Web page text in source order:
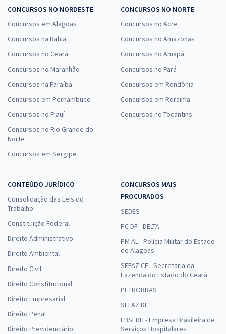
CONCURSOS NO NORDESTE
Concursos em Alagoas
Concursos na Bahia
Concursos no Ceará
Concursos no Maranhão
Concursos na Paraíba
Concursos em Pernambuco
Concursos no Piauí
Concursos no Rio Grande do
Norte
Concursos em Sergipe
CONCURSOS NO NORTE
Concursos no Acre
Concursos no Amazonas
Concursos no Amapá
Concursos no Pará
Concursos em Rondônia
Concursos em Roraima
Concursos no Tocantins
CONTEÚDO JURÍDICO
Consolidação das Leis do
Trabalho
Constituição Federal
Direito Administrativo
Direito Ambiental
Direito Civil
Direito Constitucional
Direito Empresarial
Direito Penal
Direito Previdenciário
CONCURSOS MAIS
PROCURADOS
SEDES
PC DF - DELTA
PM AL - Polícia Militar do Estado
de Alagoas
SEFAZ CE - Secretaria da
Fazenda do Estado do Ceará
PETROBRAS
SEFAZ DF
EBSERH - Empresa Brasileira de
Serviços Hospitalares